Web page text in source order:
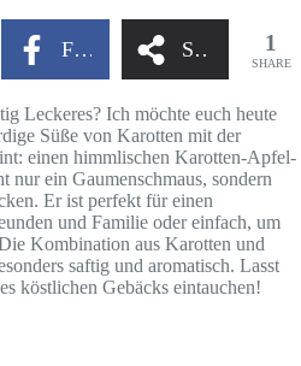
Facebook Share 1
SHARE
Leckeres? Ich möchte euch heute
Süße von Karotten mit der
einen himmlischen Karotten-Apfel-
ein Gaumenschmaus, sondern
Er ist perfekt für einen
und Familie oder einfach, um
Kombination aus Karotten und
saftig und aromatisch. Lasst
köstlichen Gebäcks eintauchen!